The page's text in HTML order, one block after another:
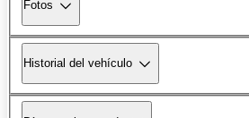
Fotos
Historial del vehículo